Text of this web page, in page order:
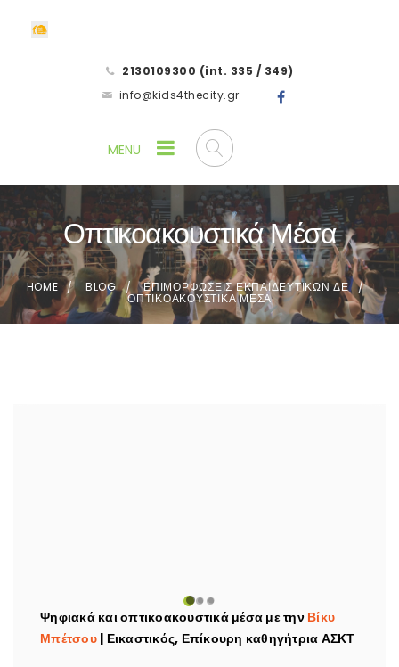
2130109300 (int. 335 / 349)
info@kids4thecity.gr
Οπτικοακουστικά Μέσα
HOME BLOG ΕΠΙΜΟΡΦΩΣΕΙΣ ΕΚΠΑΙΔΕΥΤΙΚΩΝ ΔΕ
ΟΠΤΙΚΟΑΚΟΥΣΤΙΚΑ ΜΕΣΑ
Ψηφιακά και οπτικοακουστικά μέσα με την Βίκυ
Μπέτσου| Εικαστικός, Επίκουρη καθηγήτρια ΑΣΚΤ